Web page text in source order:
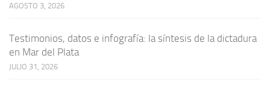
AGOSTO 3, 2026
Testimonios, datos e infografía: la síntesis de la dictadura
en Mar del Plata
JULIO 31, 2026